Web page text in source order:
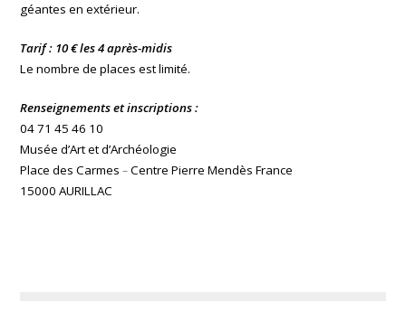
géantes en extérieur.
Tarif : 10 € les 4 après-midis
Le nombre de places est limité.
Renseignements et inscriptions :
04 71 45 46 10
Musée d’Art et d’Archéologie
Place des Carmes –Centre Pierre Mendès France
15000 AURILLAC